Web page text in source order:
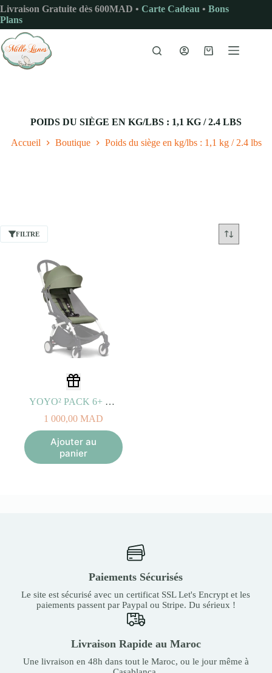
Passer
au
contenu
Livraison Gratuite dès 600MAD • Carte Cadeau • Bons
Plans
Panier
POIDS DU SIÈGE EN KG/LBS : 1,1 KG / 2.4 LBS
Accueil Boutique Poids du siège en kg/lbs : 1,1 kg / 2.4 lbs
FILTRE
YOYO² PACK 6+ Couleur Olive
1 000,00 MAD
Ajouter au
panier
Paiements Sécurisés
Le site est sécurisé avec un certificat SSL Let's Encrypt et les
paiements passent par Paypal ou Stripe. Du sérieux !
Livraison Rapide au Maroc
Une livraison en 48h dans tout le Maroc, ou le jour même à